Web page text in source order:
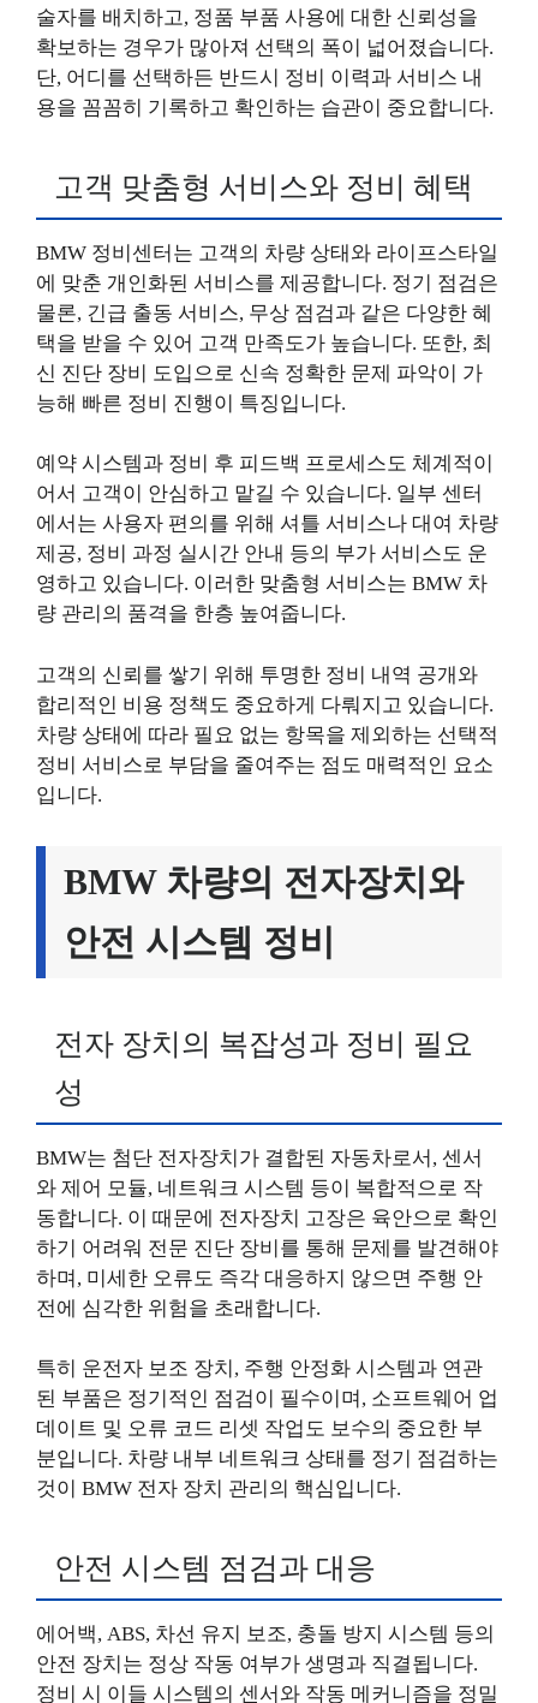
술자를 배치하고, 정품 부품 사용에 대한 신뢰성을
확보하는 경우가 많아져 선택의 폭이 넓어졌습니다.
단, 어디를 선택하든 반드시 정비 이력과 서비스 내
용을 꼼꼼히 기록하고 확인하는 습관이 중요합니다.
고객 맞춤형 서비스와 정비 혜택
BMW 정비센터는 고객의 차량 상태와 라이프스타일
에 맞춘 개인화된 서비스를 제공합니다. 정기 점검은
물론, 긴급 출동 서비스, 무상 점검과 같은 다양한 혜
택을 받을 수 있어 고객 만족도가 높습니다. 또한, 최
신 진단 장비 도입으로 신속 정확한 문제 파악이 가
능해 빠른 정비 진행이 특징입니다.
예약 시스템과 정비 후 피드백 프로세스도 체계적이
어서 고객이 안심하고 맡길 수 있습니다. 일부 센터
에서는 사용자 편의를 위해 셔틀 서비스나 대여 차량
제공, 정비 과정 실시간 안내 등의 부가 서비스도 운
영하고 있습니다. 이러한 맞춤형 서비스는 BMW 차
량 관리의 품격을 한층 높여줍니다.
고객의 신뢰를 쌓기 위해 투명한 정비 내역 공개와
합리적인 비용 정책도 중요하게 다뤄지고 있습니다.
차량 상태에 따라 필요 없는 항목을 제외하는 선택적
정비 서비스로 부담을 줄여주는 점도 매력적인 요소
입니다.
BMW 차량의 전자장치와
안전 시스템 정비
전자 장치의 복잡성과 정비 필요
성
BMW는 첨단 전자장치가 결합된 자동차로서, 센서
와 제어 모듈, 네트워크 시스템 등이 복합적으로 작
동합니다. 이 때문에 전자장치 고장은 육안으로 확인
하기 어려워 전문 진단 장비를 통해 문제를 발견해야
하며, 미세한 오류도 즉각 대응하지 않으면 주행 안
전에 심각한 위험을 초래합니다.
특히 운전자 보조 장치, 주행 안정화 시스템과 연관
된 부품은 정기적인 점검이 필수이며, 소프트웨어 업
데이트 및 오류 코드 리셋 작업도 보수의 중요한 부
분입니다. 차량 내부 네트워크 상태를 정기 점검하는
것이 BMW 전자 장치 관리의 핵심입니다.
안전 시스템 점검과 대응
에어백, ABS, 차선 유지 보조, 충돌 방지 시스템 등의
안전 장치는 정상 작동 여부가 생명과 직결됩니다.
정비 시 이들 시스템의 센서와 작동 메커니즘을 정밀